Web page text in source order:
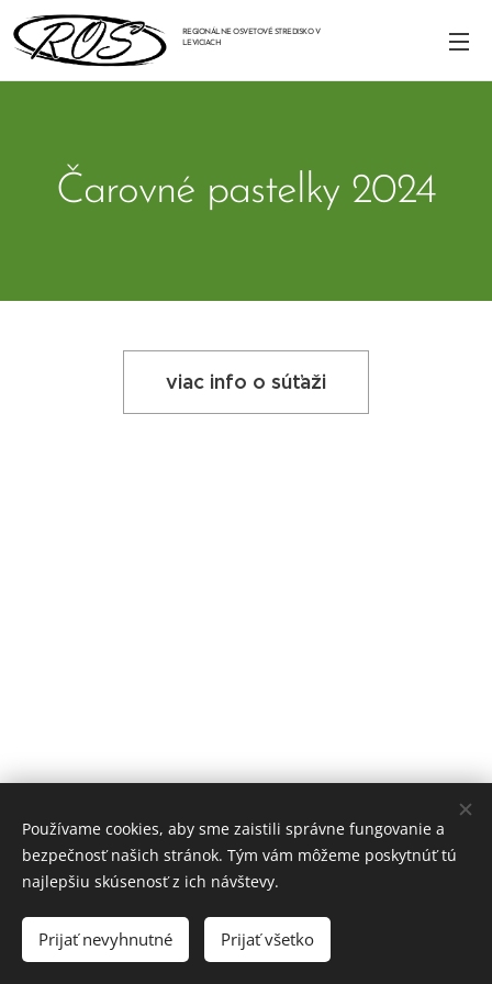
REGIONÁLNE OSVETOVÉ STREDISKO V
LEVICIACH
Čarovné pastelky 2024
viac info o súťaži
© 2007 - 2021 REGIONÁLNE OSVETOVÉ STREDISKO V LEVICIACH
Cookies
Používame cookies, aby sme zaistili správne fungovanie a
bezpečnosť našich stránok. Tým vám môžeme poskytnúť tú
najlepšiu skúsenosť z ich návštevy.
Prijať nevyhnutné Prijať všetko